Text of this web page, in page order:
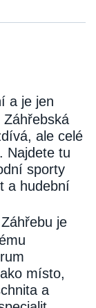
a je jen
Záhřebská
ale celé
Najdete tu
sporty
a hudební
je
místo,
a